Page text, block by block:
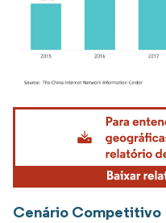
Imagem © Mordor Intelligence. O
Cenário Competitivo